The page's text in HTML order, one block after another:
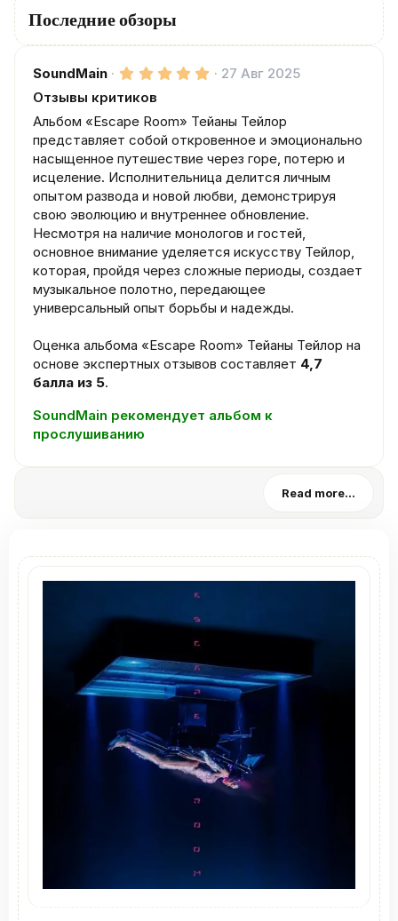
Последние обзоры
SoundMain 5
з
в
з
д
27 Авг 2025
Отзывы критиков
Альбом «Escape Room» Тейаны Тейлор
представляет собой откровенное и эмоционально
насыщенное путешествие через горе, потерю и
исцеление. Исполнительница делится личным
опытом развода и новой любви, демонстрируя
свою эволюцию и внутреннее обновление.
Несмотря на наличие монологов и гостей,
основное внимание уделяется искусству Тейлор,
которая, пройдя через сложные периоды, создает
музыкальное полотно, передающее
универсальный опыт борьбы и надежды.
Оценка альбома «Escape Room» Тейаны Тейлор на
основе экспертных отзывов составляет 4,7
балла из 5.
SoundMain рекомендует альбом к
прослушиванию
Read more...